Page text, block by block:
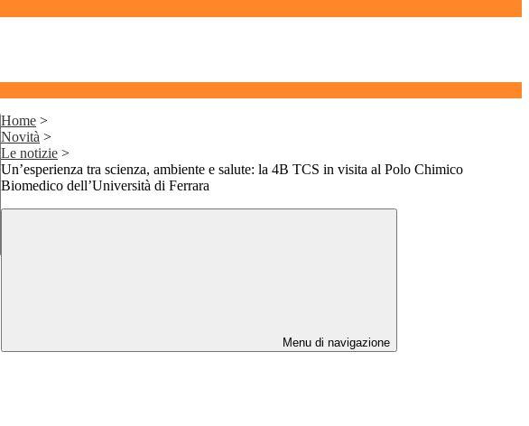
Home >
Novità >
Le notizie >
Un’esperienza tra scienza, ambiente e salute: la 4B TCS in visita al Polo Chimico
Biomedico dell’Università di Ferrara
Menu di navigazione